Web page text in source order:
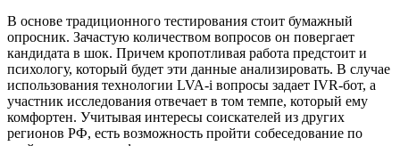
В основе традиционного тестирования стоит бумажный
опросник. Зачастую количеством вопросов он повергает
кандидата в шок. Причем кропотливая работа предстоит и
психологу, который будет эти данные анализировать. В случае
использования технологии LVA-i вопросы задает IVR-бот, а
участник исследования отвечает в том темпе, который ему
комфортен. Учитывая интересы соискателей из других
регионов РФ, есть возможность пройти собеседование по